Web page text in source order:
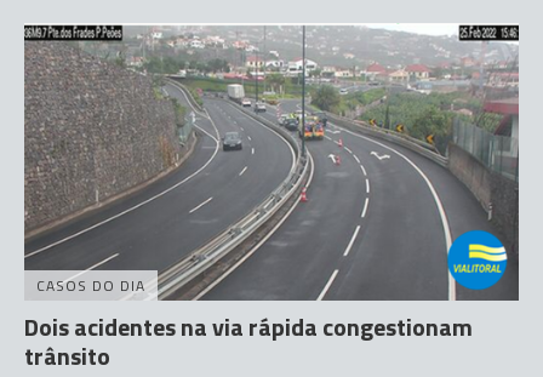
CASOS DO DIA
Dois acidentes na via rápida congestionam
trânsito